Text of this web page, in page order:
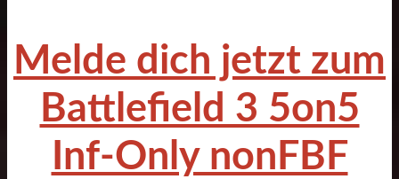
Melde dich jetzt zum
Battlefield 3 5on5
Inf-Only nonFBF